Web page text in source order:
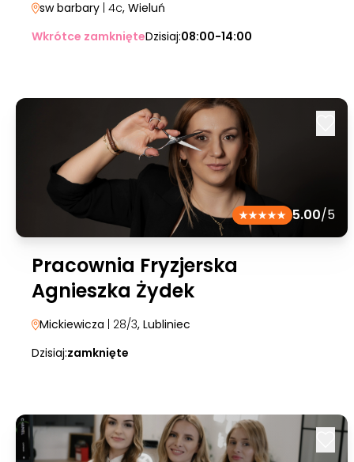
sw barbary | 4c, Wieluń
Wkrótce zamknięteDzisiaj:08:00-14:00
5.00/5
Pracownia Fryzjerska
Agnieszka Żydek
Mickiewicza | 28/3, Lubliniec
Dzisiaj:zamknięte